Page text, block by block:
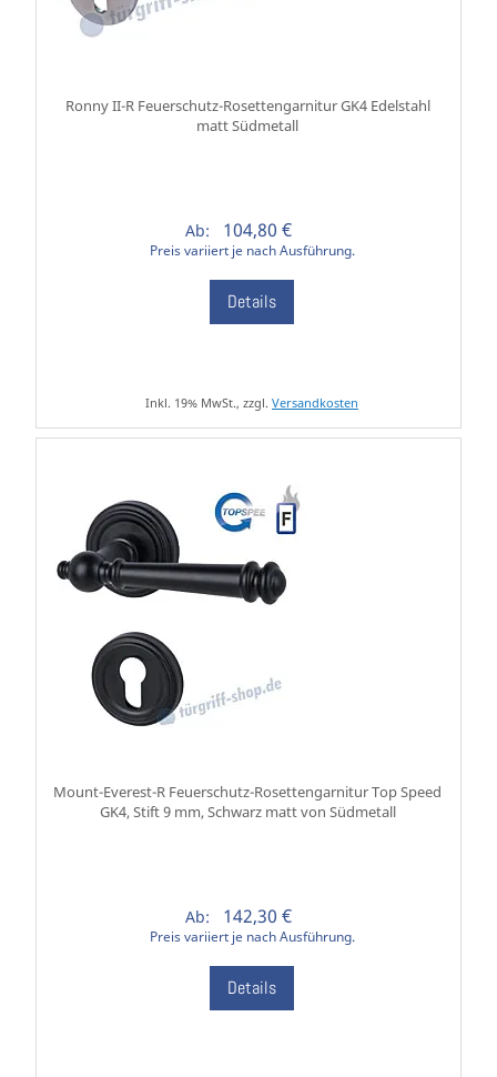
Ronny II-R Feuerschutz-Rosettengarnitur GK4 Edelstahl
matt Südmetall
Ab: 104,80 €
Preis variiert je nach Ausführung.
Details
Inkl. 19% MwSt., zzgl. Versandkosten
Mount-Everest-R Feuerschutz-Rosettengarnitur Top Speed
GK4, Stift 9 mm, Schwarz matt von Südmetall
Ab: 142,30 €
Preis variiert je nach Ausführung.
Details